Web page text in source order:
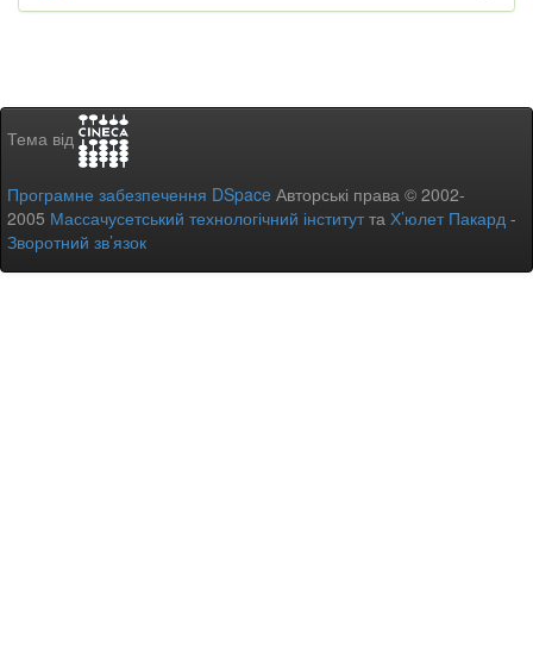
Тема від
Програмне забезпечення DSpace Авторські права © 2002-
2005 Массачусетський технологічний інститутта Х’юлет Пакард -
Зворотний зв’язок